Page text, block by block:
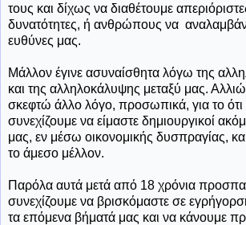
τους και δίχως να διαθέτουμε
δυνατότητες, ή ανθρώπους να
ευθύνες μας.
Μάλλον έγινε ασυναίσθητα λόγω της
και της αλληλοκάλυψης μεταξύ μας.
σκεφτώ άλλο λόγο, προσωπικά, για το ότι
συνεχίζουμε να είμαστε δημιουργικοί
μας, εν μέσω οικονομικής δυσπραγίας,
το άμεσο μέλλον.
Παρόλα αυτά μετά από 18 χρόνια
συνεχίζουμε να βρισκόμαστε σε
τα επόμενα βήματά μας και να κάνουμε